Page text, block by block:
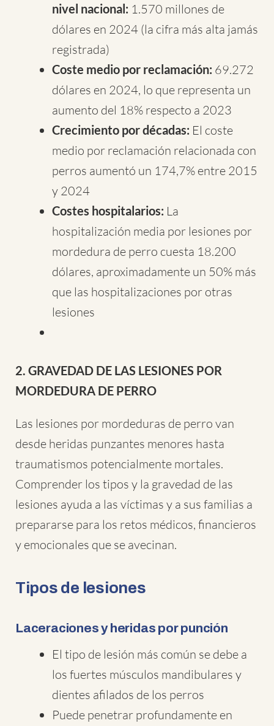
nivel nacional: 1.570 millones de
dólares en 2024 (la cifra más alta jamás
registrada)
Coste medio por reclamación: 69.272
dólares en 2024, lo que representa un
aumento del 18% respecto a 2023
Crecimiento por décadas: El coste
medio por reclamación relacionada con
perros aumentó un 174,7% entre 2015
y 2024
Costes hospitalarios: La
hospitalización media por lesiones por
mordedura de perro cuesta 18.200
dólares, aproximadamente un 50% más
que las hospitalizaciones por otras
lesiones
2. GRAVEDAD DE LAS LESIONES POR
MORDEDURA DE PERRO
Las lesiones por mordeduras de perro van
desde heridas punzantes menores hasta
traumatismos potencialmente mortales.
Comprender los tipos y la gravedad de las
lesiones ayuda a las víctimas y a sus familias a
prepararse para los retos médicos, financieros
y emocionales que se avecinan.
Tipos de lesiones
Laceraciones y heridas por punción
El tipo de lesión más común se debe a
los fuertes músculos mandibulares y
dientes afilados de los perros
Puede penetrar profundamente en